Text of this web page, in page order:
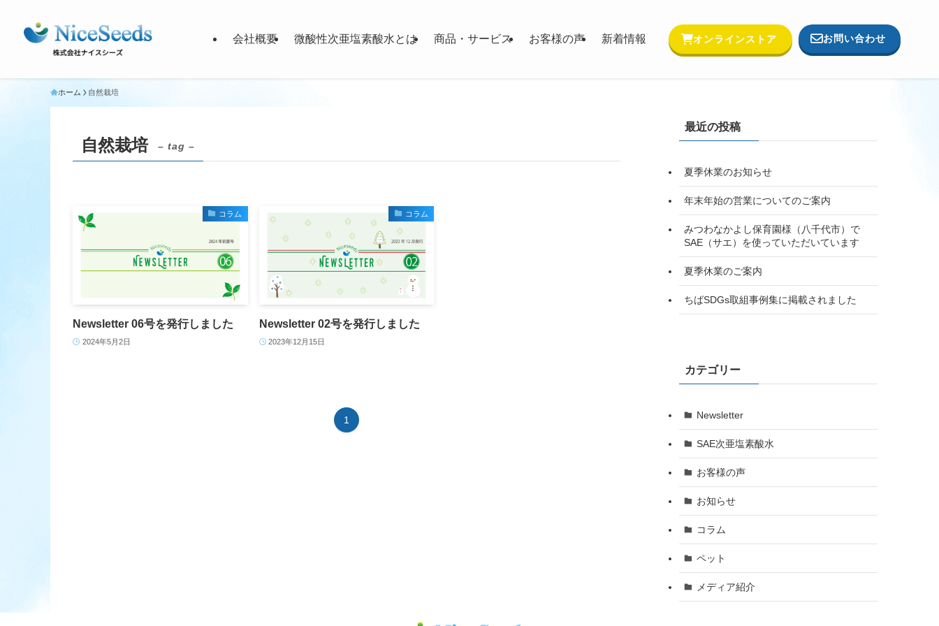
会社概要 微酸性次亜塩素酸水とは 商品・サービス お客様の声 新着情報 オンラインストア お問い合わせ
ホーム 自然栽培
自然栽培 – tag –
コラム
Newsletter 06号を発行しました
2024年5月2日
コラム
Newsletter 02号を発行しました
2023年12月15日
1
最近の投稿
夏季休業のお知らせ
年末年始の営業についてのご案内
みつわなかよし保育園様（八千代市）で
SAE（サエ）を使っていただいています
夏季休業のご案内
ちばSDGs取組事例集に掲載されました
カテゴリー
Newsletter
SAE次亜塩素酸水
お客様の声
お知らせ
コラム
ペット
メディア紹介